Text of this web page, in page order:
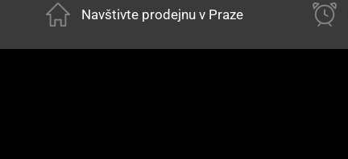
Navštivte prodejnu v Praze